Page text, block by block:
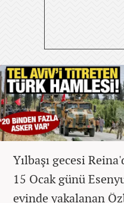
Yılbaşı gecesi
15 Ocak günü
evinde yakalanan